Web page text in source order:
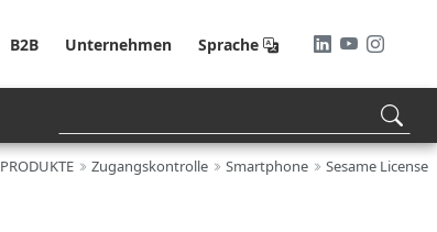
B2B Unternehmen Sprache
PRODUKTE Zugangskontrolle Smartphone Sesame License